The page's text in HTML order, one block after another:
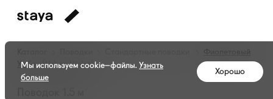
Урбан [Urban Violet]
Мы используем cookie–файлы. Узнать
больше
Хорошо